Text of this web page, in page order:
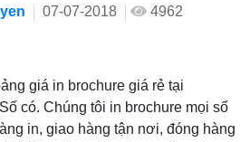
07-07-2018 4962
giá in brochure giá rẻ tại
có. Chúng tôi in brochure mọi số
in, giao hàng tận nơi, đóng hàng